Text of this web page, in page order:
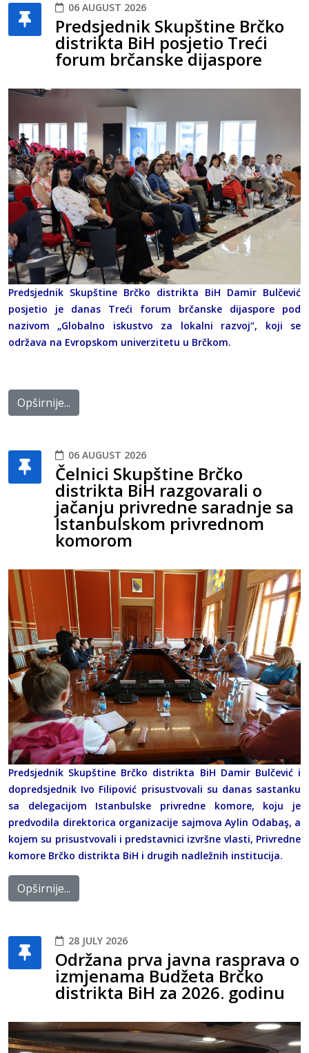
06 AUGUST 2026
Predsjednik Skupštine Brčko
distrikta BiH posjetio Treći
forum brčanske dijaspore
Predsjednik Skupštine Brčko distrikta BiH Damir Bulčević
posjetio je danas Treći forum brčanske dijaspore pod
nazivom „Globalno iskustvo za lokalni razvoj“, koji se
održava na Evropskom univerzitetu u Brčkom.
Opširnije...
06 AUGUST 2026
Čelnici Skupštine Brčko
distrikta BiH razgovarali o
jačanju privredne saradnje sa
Istanbulskom privrednom
komorom
Predsjednik Skupštine Brčko distrikta BiH Damir Bulčević i
dopredsjednik Ivo Filipović prisustvovali su danas sastanku
sa delegacijom Istanbulske privredne komore, koju je
predvodila direktorica organizacije sajmova Aylin Odabaş, a
kojem su prisustvovali i predstavnici izvršne vlasti, Privredne
komore Brčko distrikta BiH i drugih nadležnih institucija.
Opširnije...
28 JULY 2026
Održana prva javna rasprava o
izmjenama Budžeta Brčko
distrikta BiH za 2026. godinu